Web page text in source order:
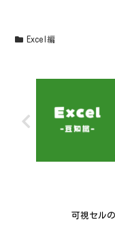
Excel編
可視セル